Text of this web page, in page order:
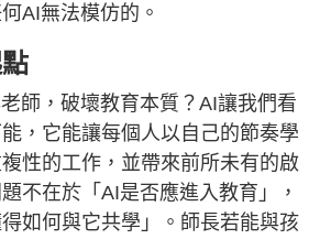
AI無法模仿的。
師，破壞教育本質？AI讓我們看
，它能讓每個人以自己的節奏學
性的工作，並帶來前所未有的啟
不在於「AI是否應進入教育」，
如何與它共學」。師長若能與孩